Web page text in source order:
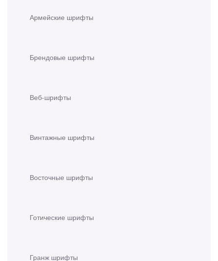
Армейские шрифты
Брендовые шрифты
Веб-шрифты
Винтажные шрифты
Восточные шрифты
Готические шрифты
Гранж шрифты